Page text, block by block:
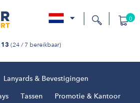
(24 / 7 bereikbaar)
0
Lanyards & Bevestigingen
Tassen Promotie & Kantoor